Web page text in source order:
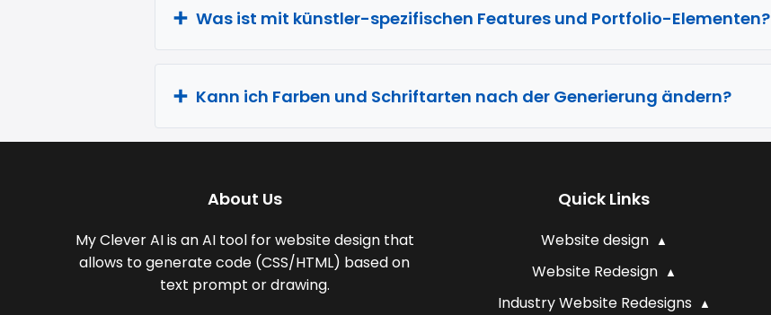
Was ist mit künstler-spezifischen Features und Portfolio-Elementen?
Kann ich Farben und Schriftarten nach der Generierung ändern?
About Us
My Clever AI is an AI tool for website design that
allows to generate code (CSS/HTML) based on
text prompt or drawing.
Quick Links
Website design
Website Redesign
Industry Website Redesigns